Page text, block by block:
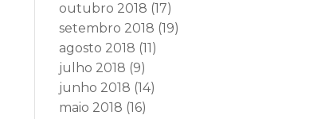
outubro 2018 (17)
setembro 2018 (19)
agosto 2018 (11)
julho 2018 (9)
junho 2018 (14)
maio 2018 (16)